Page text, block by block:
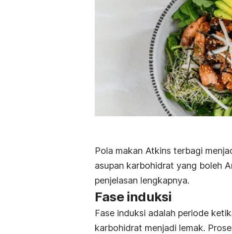
Pola makan Atkins terbagi
asupan karbohidrat yang boleh
penjelasan lengkapnya.
Fase induksi
Fase induksi adalah periode
karbohidrat menjadi lemak.